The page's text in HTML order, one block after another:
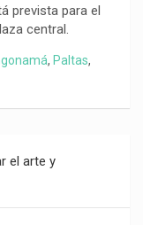
prevista para el
central.
, Paltas,
el arte y